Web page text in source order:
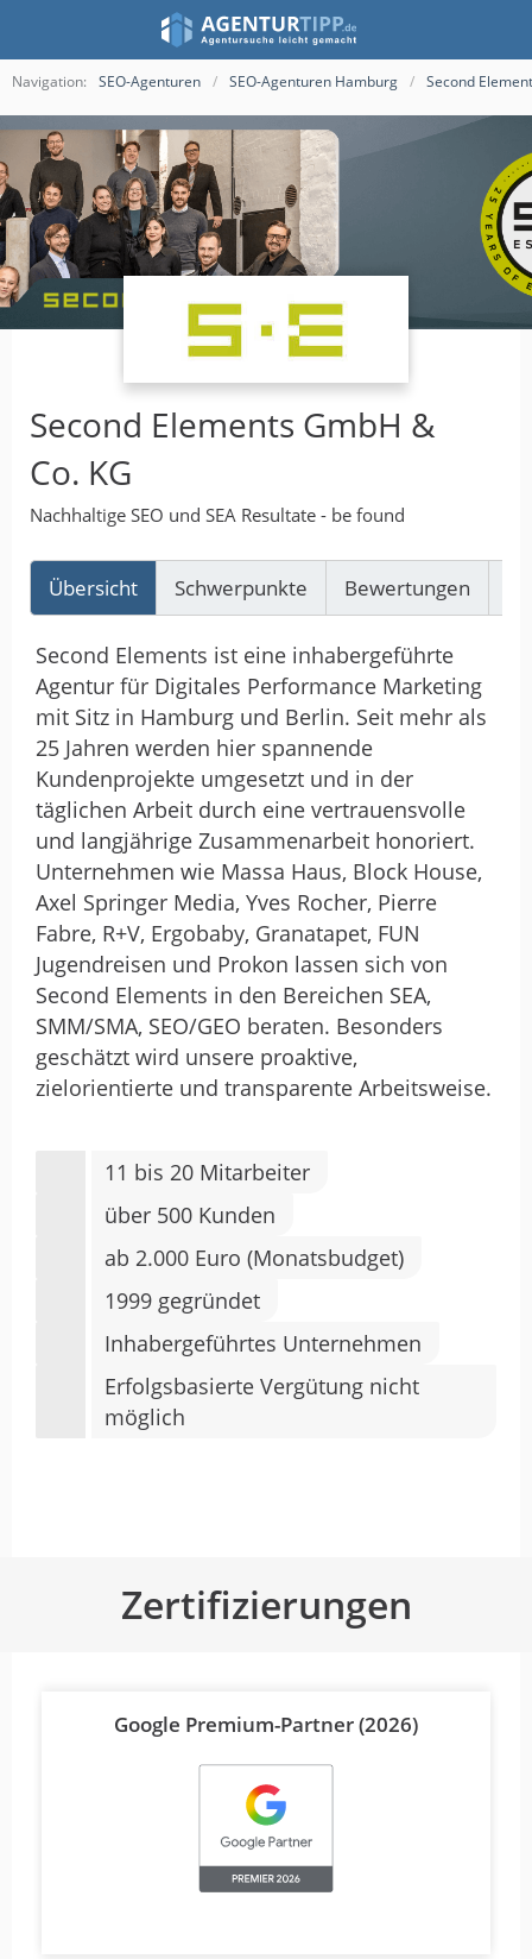
Navigation: SEO-Agenturen SEO-Agenturen Hamburg Second
Second Elements GmbH &
Co. KG
Nachhaltige SEO und SEA Resultate - be found
Übersicht Schwerpunkte Bewertungen
Second Elements ist eine inhabergeführte
Agentur für Digitales Performance Marketing
mit Sitz in Hamburg und Berlin. Seit mehr als
25 Jahren werden hier spannende
Kundenprojekte umgesetzt und in der
täglichen Arbeit durch eine vertrauensvolle
und langjährige Zusammenarbeit honoriert.
Unternehmen wie Massa Haus, Block House,
Axel Springer Media, Yves Rocher, Pierre
Fabre, R+V, Ergobaby, Granatapet, FUN
Jugendreisen und Prokon lassen sich von
Second Elements in den Bereichen SEA,
SMM/SMA, SEO/GEO beraten. Besonders
geschätzt wird unsere proaktive,
zielorientierte und transparente Arbeitsweise.
11 bis 20 Mitarbeiter
über 500 Kunden
ab 2.000 Euro (Monatsbudget)
1999 gegründet
Inhabergeführtes Unternehmen
Erfolgsbasierte Vergütung nicht
möglich
Zertifizierungen
Google Premium-Partner (2026)